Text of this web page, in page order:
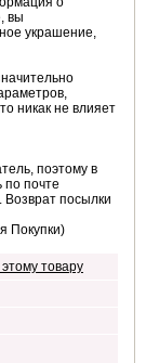
вы
украшение,
никак не влияет
поэтому в
по почте
Возврат посылки
Покупки)
товару